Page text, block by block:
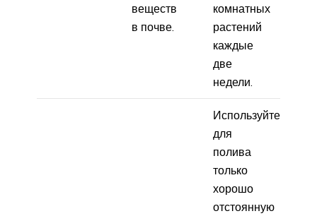
веществ
в почве.
комнатных
растений
каждые
две
недели.
Используйте
для
полива
только
хорошо
отстоянную